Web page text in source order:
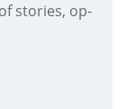
stories, op-